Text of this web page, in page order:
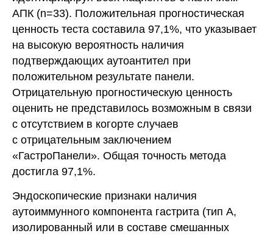
АПК (n=33). Положительная прогностическая
ценность теста составила 97,1%, что указывает
на высокую вероятность наличия
подтверждающих аутоантител при
положительном результате панели.
Отрицательную прогностическую ценность
оценить не представилось возможным в связи
с отсутствием в когорте случаев
с отрицательным заключением
«ГастроПанели». Общая точность метода
достигла 97,1%.
Эндоскопические признаки наличия
аутоиммунного компонента гастрита (тип А,
изолированный или в составе смешанных